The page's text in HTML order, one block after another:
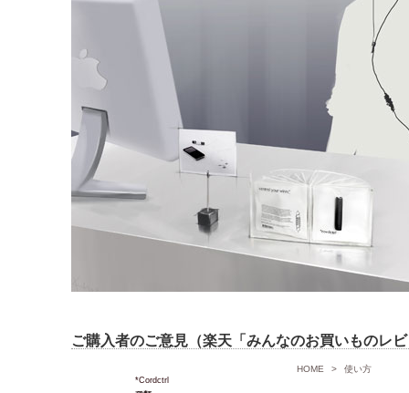
ご購入者のご意見（楽天「みんなのお買いものレ
HOME > 使い方
*Cordctrl